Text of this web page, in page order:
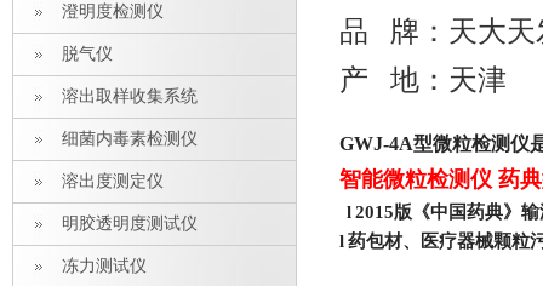
澄明度检测仪
脱气仪
溶出取样收集系统
细菌内毒素检测仪
溶出度测定仪
明胶透明度测试仪
冻力测试仪
品 牌：天大天
产 地：天津
GWJ-4A型微粒检测仪
智能微粒检测仪 药
l2015版《中国药典》
l药包材、医疗器械颗粒